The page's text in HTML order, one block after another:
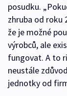
posudku.
zhruba od roku
že je možné
výrobců, ale
fungovat. A to
neustále
jednotky od